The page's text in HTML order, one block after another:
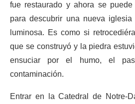
fue restaurado y ahora se
para descubrir una nueva
luminosa. Es como si
que se construyó y la piedra
ensuciar por el humo, el
contaminación.
Entrar en la Catedral de Notre-